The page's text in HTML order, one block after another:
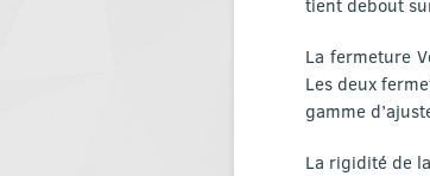
tient debout
La fermeture
Les deux
gamme
La rigidité de